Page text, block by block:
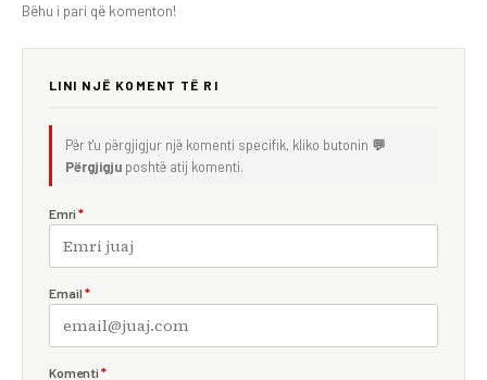
Bëhu i pari që komenton!
LINI NJË KOMENT TË RI
Për t'u përgjigjur një komenti specifik, kliko butonin 💬
Përgjigju poshtë atij komenti.
Emri *
Email *
Komenti *